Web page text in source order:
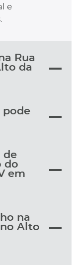
e
Rua
da
pode
de
do
em
na
Alto